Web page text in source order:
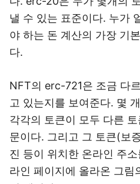
낼 수 있는 표준이다. 누가
야 하는 돈 계산의 가장 기
다.
NFT의 erc-721은 조금 다
고 있는지를 보여준다. 몇
각각의 토큰이 모두 다른
문이다. 그리고 그 토큰(보
진 등이 위치한 온라인 주
라인 페이지에 올라온 그